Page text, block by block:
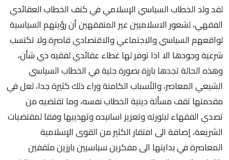
لقد ولد الخطاب السياسي الإسلامي في كنف الخطاب العقائدي
الفقهي، لشعور الاسلاميين غير المتفقهين أن رؤيتهم السياسية
لواقعهم السياسي والاجتماعي والاقتصادي قاصرة ولا تكتسب
شرعية وجودها الا اذا توفر لها غطاء عقائدي لفقيه ذي شأن،
وهذه الحالة تجدها بارزة بصورة جلية في الخطاب السياسي
الشيعي المعاصر، والأسباب الكامنة وراء ذلك كثيرة جدا، لعل في
مقدمتها تقف مسألة دينية الخطاب نفسه، وما تقتضيه من
تصدي الفقهاء لبلورته وتعزيز اسانيده وتهذيبها وفقا لمقتضيات
الشريعة، إضافة الى افتقار الكثير من القوى الإسلامية
المعاصرة في بدايتها الى مفكرين سياسيين بارزين مثقفين